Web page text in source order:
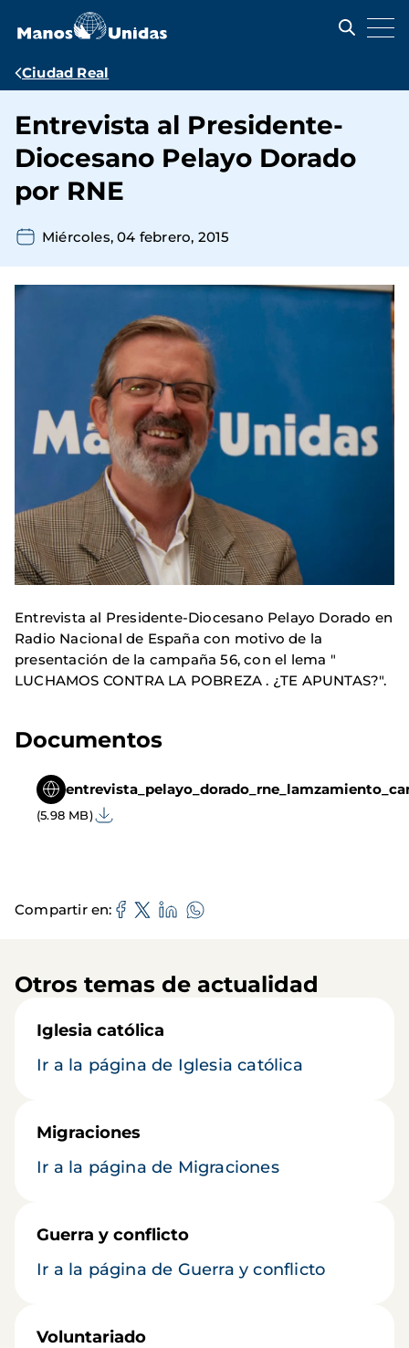
contenido
Ruta
navegación
Ciudad Real
Entrevista al Presidente-
Diocesano Pelayo Dorado
por RNE
Miércoles, 04 febrero, 2015
Entrevista al Presidente-Diocesano Pelayo Dorado en
Radio Nacional de España con motivo de la
presentación de la campaña 56, con el lema "
LUCHAMOS CONTRA LA POBREZA . ¿TE APUNTAS?".
Documentos
(5.98 MB)
Compartir en
Otros temas de actualidad
Iglesia católica
Ir a la página de Iglesia católica
Migraciones
Ir a la página de Migraciones
Guerra y conflicto
Ir a la página de Guerra y conflicto
Voluntariado